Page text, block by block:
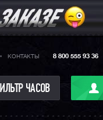
КОНТАКТЫ 8 800 555 93 36
ЧАСОВ